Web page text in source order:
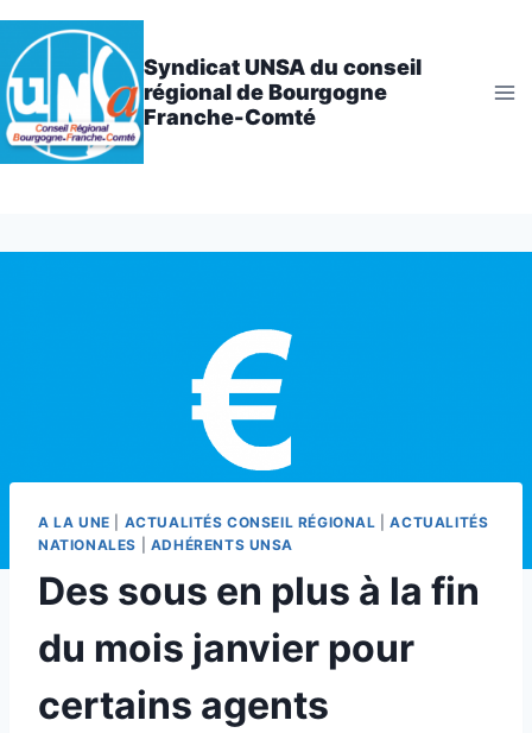
Aller
au
contenu
Syndicat UNSA du conseil
régional de Bourgogne
Franche-Comté
A LA UNE ACTUALITÉS CONSEIL RÉGIONAL |ACTUALITÉS
NATIONALES
ADHÉRENTS UNSA
Des sous en plus à la fin
du mois janvier pour
certains agents